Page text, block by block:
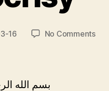
16 No Commentson
بسم الله